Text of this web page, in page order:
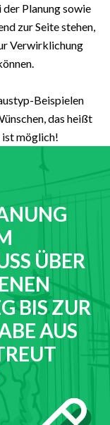
Planung sowie
zur Seite stehen,
Verwirklichung
Beispielen
das heißt
ist möglich!
ÜBER
BIS ZUR
AUS